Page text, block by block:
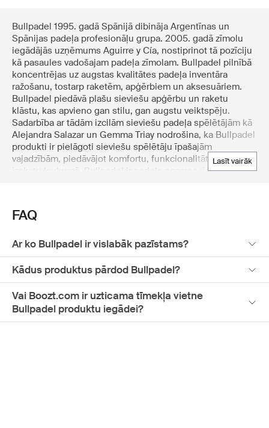
lasīt vairāk
Bullpadel 1995. gadā Spānijā dibināja Argentīnas un
Spānijas padeļa profesionāļu grupa. 2005. gadā zīmolu
iegādājās uzņēmums Aguirre y Cía, nostiprinot tā pozīciju
kā pasaules vadošajam padeļa zīmolam. Bullpadel pilnībā
koncentrējas uz augstas kvalitātes padeļa inventāra
ražošanu, tostarp raketēm, apģērbiem un aksesuāriem.
Bullpadel piedāvā plašu sieviešu apģērbu un raketu
klāstu, kas apvieno gan stilu, gan augstu veiktspēju.
Sadarbība ar tādām izcilām sieviešu padeļa spēlētājām kā
Alejandra Salazar un Gemma Triay nodrošina, ka Bullpadel
produkti ir pielāgoti sieviešu spēlētāju īpašajām
vajadzībām, piedāvājot komfortu, funkcionalitāti un stilīgu
izskatu laukumā. Bullpadel ir padeļa nozares līderis,
Ziemeļvalstu tiešsaistes universālveikalā, kas izceļas ar
FAQ
Ar ko Bullpadel ir vislabāk pazīstams?
Kādus produktus pārdod Bullpadel?
Vai Boozt.com ir uzticama tīmekļa vietne
Bullpadel produktu iegādei?